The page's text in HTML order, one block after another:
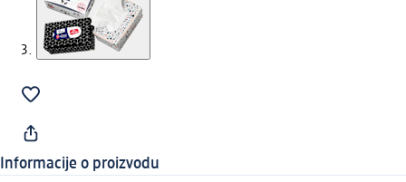
Informacije o proizvodu